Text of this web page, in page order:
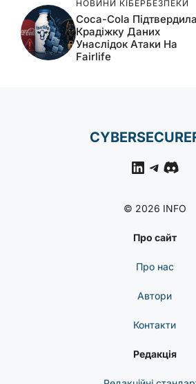
НОВИНИ КІБЕРБЕЗПЕКИ
Coca-Cola Підтвердила
Крадіжку Даних
Унаслідок Атаки На
Fairlife
LinkedIn
© 2026 INFO
Про сайт
Про нас
Автори
Контакти
Редакція